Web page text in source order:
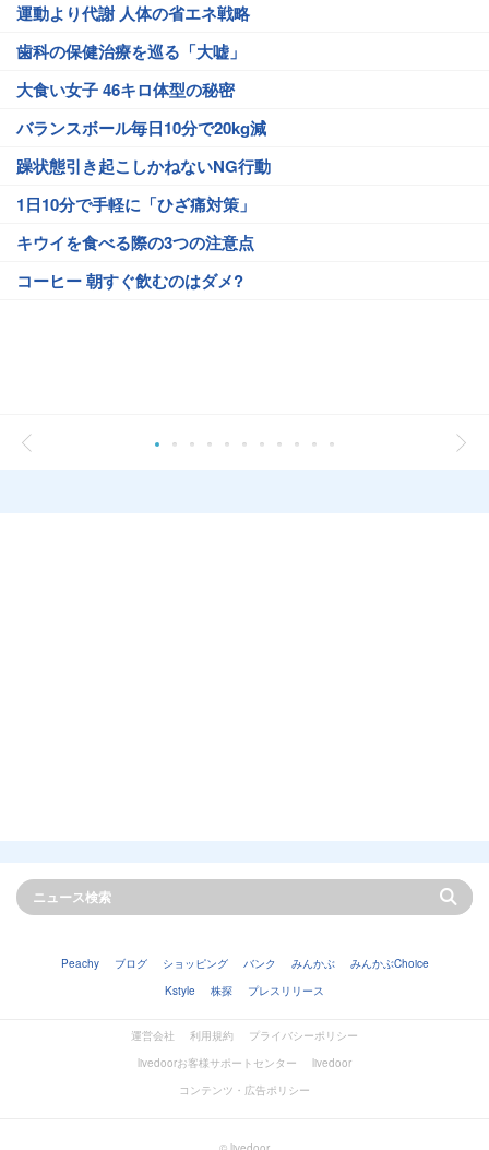
運動より代謝 人体の省エネ戦略
歯科の保健治療を巡る「大嘘」
大食い女子 46キロ体型の秘密
バランスボール毎日10分で20kg減
躁状態引き起こしかねないNG行動
1日10分で手軽に「ひざ痛対策」
キウイを食べる際の3つの注意点
コーヒー 朝すぐ飲むのはダメ?
Peachy ブログ ショッピング バンク みんかぶ
みんかぶChoice
Kstyle
株探 プレスリリース
運営会社 利用規約
プライバシーポリシー
livedoorお客様サポートセンター
livedoor
コンテンツ・広告ポリシー